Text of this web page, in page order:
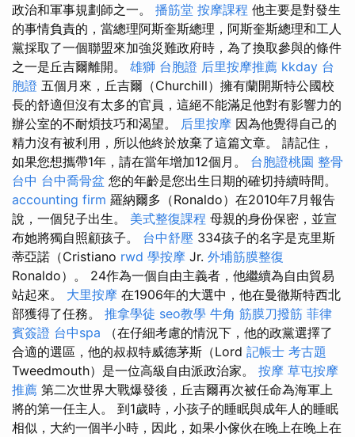
政治和軍事規劃師之一。 播筋堂 按摩課程 他主要是對發生
的事情負責的，當總理阿斯奎斯總理，阿斯奎斯總理和工人
黨採取了一個聯盟來加強災難政府時，為了換取參與的條件
之一是丘吉爾離開。 雄獅 台胞證 后里按摩推薦 kkday 台
胞證 五個月來，丘吉爾（Churchill）擁有蘭開斯特公國校
長的舒適但沒有太多的官員，這絕不能滿足他對有影響力的
辦公室的不耐煩技巧和渴望。 后里按摩 因為他覺得自己的
精力沒有被利用，所以他終於放棄了這篇文章。 請記住，
如果您想攜帶1年，請在當年增加12個月。 台胞證桃園 整骨
台中 台中喬骨盆 您的年齡是您出生日期的確切持續時間。
accounting firm 羅納爾多（Ronaldo）在2010年7月報告
說，一個兒子出生。 美式整復課程 母親的身份保密，並宣
布她將獨自照顧孩子。 台中舒壓 334孩子的名字是克里斯
蒂亞諾（Cristiano rwd 學按摩 Jr. 外埔筋膜整復
Ronaldo）。 24作為一個自由主義者，他繼續為自由貿易
站起來。 大里按摩 在1906年的大選中，他在曼徹斯特西北
部獲得了任務。 推拿學徒 seo教學 牛角 筋膜刀撥筋 菲律
賓簽證 台中spa （在仔細考慮的情況下，他的政黨選擇了
合適的選區，他的叔叔特威德茅斯（Lord 記帳士 考古題
Tweedmouth）是一位高級自由派政治家。 按摩 草屯按摩
推薦 第二次世界大戰爆發後，丘吉爾再次被任命為海軍上
將的第一任主人。 到1歲時，小孩子的睡眠與成年人的睡眠
相似，大約一個半小時，因此，如果小傢伙在晚上在晚上在